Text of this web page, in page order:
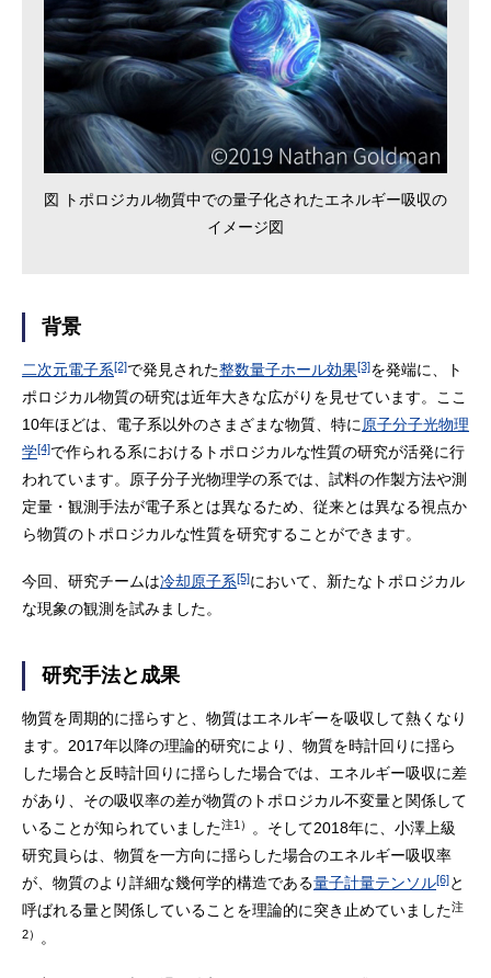
図 トポロジカル物質中での量子化されたエネルギー吸収の
イメージ図
背景
二次元電子系[2]で発見された整数量子ホール効果[3]を発端に、ト
ポロジカル物質の研究は近年大きな広がりを見せています。ここ
10年ほどは、電子系以外のさまざまな物質、特に 原子分子光物理
学[4]で作られる系におけるトポロジカルな性質の研究が活発に行
われています。原子分子光物理学の系では、試料の作製方法や測
定量・観測手法が電子系とは異なるため、従来とは異なる視点か
ら物質のトポロジカルな性質を研究することができます。
今回、研究チームは冷却原子系[5]において、新たなトポロジカル
な現象の観測を試みました。
研究手法と成果
物質を周期的に揺らすと、物質はエネルギーを吸収して熱くなり
ます。2017年以降の理論的研究により、物質を時計回りに揺ら
した場合と反時計回りに揺らした場合では、エネルギー吸収に差
があり、その吸収率の差が物質のトポロジカル不変量と関係して
いることが知られていました注1）
。そして2018年に、小澤上級
研究員らは、物質を一方向に揺らした場合のエネルギー吸収率
が、物質のより詳細な幾何学的構造である量子計量テンソル[6]と
呼ばれる量と関係していることを理論的に突き止めていました注
2） 。